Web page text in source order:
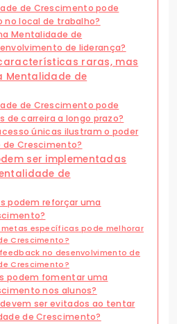
de Crescimento pode
local de trabalho?
Mentalidade de
de liderança?
raras, mas
Mentalidade de
de Crescimento pode
carreira a longo prazo?
únicas ilustram o poder
Crescimento?
ser implementadas
de
podem reforçar uma
específicas pode melhorar
Crescimento?
no desenvolvimento de
Crescimento?
podem fomentar uma
nos alunos?
ser evitados ao tentar
de Crescimento?